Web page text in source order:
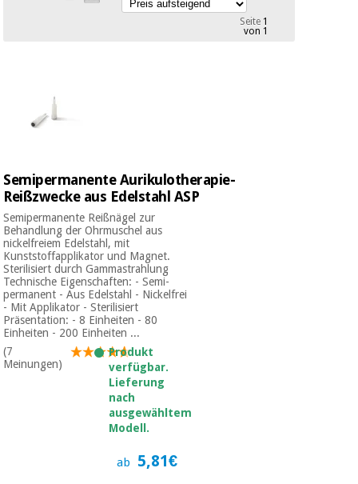
Outlet
Fisaude
Tech
Essentielles
für
coronaviren
Aerobic,
fitness
und
pilates
Sport
Sanitärkleiderschränke
Angebote
Outlet
Fisaude
Tech
Academy
chinesische
medizin
möbel
Therapeutische
schränke
Essentielles
schutzmaterial
für
coronaviren
Seite1
von 1
Semipermanente Aurikulotherapie-
Reißzwecke aus Edelstahl ASP
Semipermanente Reißnägel zur
Behandlung der Ohrmuschel aus
nickelfreiem Edelstahl, mit
Kunststoffapplikator und Magnet.
Sterilisiert durch Gammastrahlung
Technische Eigenschaften: - Semi-
permanent - Aus Edelstahl - Nickelfrei
- Mit Applikator - Sterilisiert
Präsentation: - 8 Einheiten - 80
Einheiten - 200 Einheiten ...
(7
Meinungen)
Produkt
verfügbar.
Lieferung
nach
ausgewähltem
Modell.
ab 5,81€